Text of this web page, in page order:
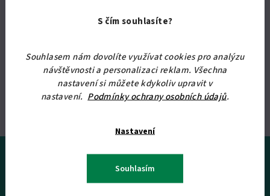
S čím souhlasíte?
Souhlasem nám dovolíte využívat cookies pro analýzu
návštěvnosti a personalizaci reklam. Všechna
nastavení si můžete kdykoliv upravit v
nastavení. Podmínky ochrany osobních údajů.
Nastavení
Souhlasím
Odebírat newsletter
E-mail
Vložením e-mailu souhlasíte sezpracováním osobních údajů